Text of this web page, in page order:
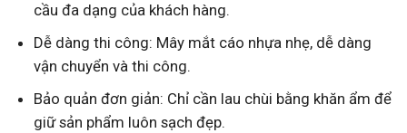
cầu đa dạng của khách hàng.
Dễ dàng thi công: Mây mắt cáo nhựa nhẹ, dễ dàng
vận chuyển và thi công.
Bảo quản đơn giản: Chỉ cần lau chùi bằng khăn ẩm để
giữ sản phẩm luôn sạch đẹp.